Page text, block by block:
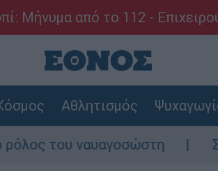
Μήνυμα από το 112 -
Αθλητισμός
Συναγερμός